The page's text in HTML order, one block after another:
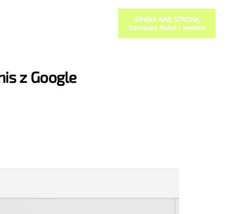
OPIEKA NAD STRONĄ
Darmowy Audyt i wycena
z Google